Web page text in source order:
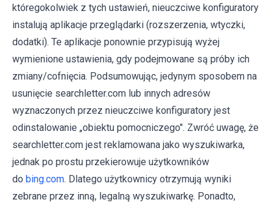
któregokolwiek z tych ustawień, nieuczciwe konfiguratory
instalują aplikacje przeglądarki (rozszerzenia, wtyczki,
dodatki). Te aplikacje ponownie przypisują wyżej
wymienione ustawienia, gdy podejmowane są próby ich
zmiany/cofnięcia. Podsumowując, jedynym sposobem na
usunięcie searchletter.com lub innych adresów
wyznaczonych przez nieuczciwe konfiguratory jest
odinstalowanie „obiektu pomocniczego". Zwróć uwagę, że
searchletter.com jest reklamowana jako wyszukiwarka,
jednak po prostu przekierowuje użytkowników
do bing.com. Dlatego użytkownicy otrzymują wyniki
zebrane przez inną, legalną wyszukiwarkę. Ponadto,